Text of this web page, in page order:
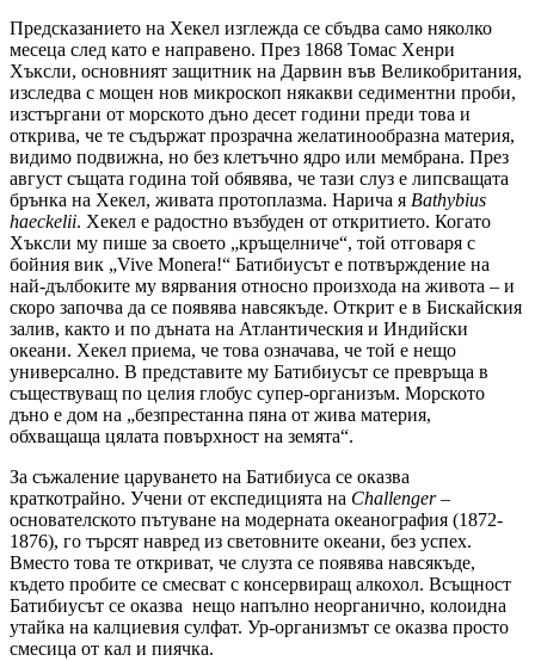
Предсказанието на Хекел изглежда се сбъдва само няколко
месеца след като е направено. През 1868 Томас Хенри
Хъксли, основният защитник на Дарвин във Великобритания,
изследва с мощен нов микроскоп някакви седиментни проби,
изстъргани от морското дъно десет години преди това и
открива, че те съдържат прозрачна желатинообразна материя,
видимо подвижна, но без клетъчно ядро или мембрана. През
август същата година той обявява, че тази слуз е липсващата
брънка на Хекел, живата протоплазма. Нарича я Bathybius
haeckelii. Хекел е радостно възбуден от откритието. Когато
Хъксли му пише за своето „кръщелниче“, той отговаря с
бойния вик „Vive Monera!“ Батибиусът е потвърждение на
най-дълбоките му вярвания относно произхода на живота – и
скоро започва да се появява навсякъде. Открит е в Бискайския
залив, както и по дъната на Атлантическия и Индийски
океани. Хекел приема, че това означава, че той е нещо
универсално. В представите му Батибиусът се превръща в
съществуващ по целия глобус супер-организъм. Морското
дъно е дом на „безпрестанна пяна от жива материя,
обхващаща цялата повърхност на земята“.
За съжаление царуването на Батибиуса се оказва
краткотрайно. Учени от експедицията на Challenger–
основателското пътуване на модерната океанография (1872-
1876), го търсят навред из световните океани, без успех.
Вместо това те откриват, че слузта се появява навсякъде,
където пробите се смесват с консервиращ алкохол. Всъщност
Батибиусът се оказва нещо напълно неорганично, колоидна
утайка на калциевия сулфат. Ур-организмът се оказва просто
смесица от кал и пиячка.